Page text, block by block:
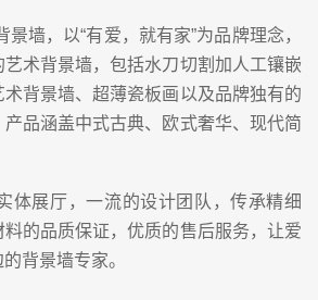
景墙，以“有爱，就有家”为品牌理念，
术背景墙，包括水刀切割加人工镶嵌
背景墙、超薄瓷板画以及品牌独有的
品涵盖中式古典、欧式奢华、现代简
体展厅，一流的设计团队，传承精细
的品质保证，优质的售后服务，让爱
背景墙专家。